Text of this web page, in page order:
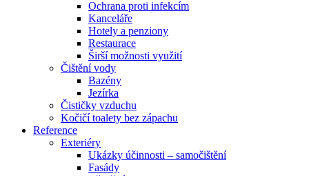
Ochrana proti infekcím
Kanceláře
Hotely a penziony
Restaurace
Širší možnosti využití
Čištění vody
Bazény
Jezírka
Čističky vzduchu
Kočičí toalety bez zápachu
Reference
Exteriéry
Ukázky účinnosti – samočištění
Fasády